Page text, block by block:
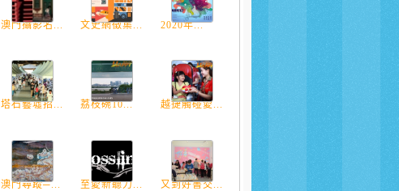
澳門攝影名... 文史網徵集... 2020年...
塔石藝墟招... 荔枝碗10... 越捷觸碰愛...
澳門尋蹤─... 至愛新聽力... 又到好書交...